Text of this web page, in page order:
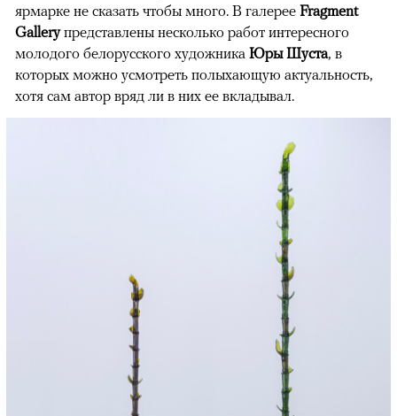
ярмарке не сказать чтобы много. В галерее Fragment
Galleryпредставлены несколько работ интересного
молодого белорусского художника Юры Шуста, в
которых можно усмотреть полыхающую актуальность,
хотя сам автор вряд ли в них ее вкладывал.